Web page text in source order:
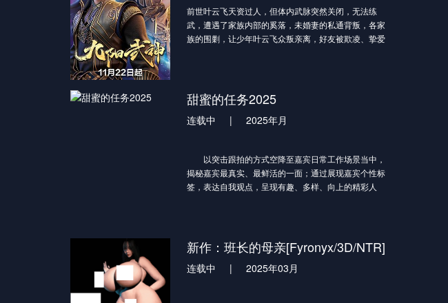
前世叶云飞天资过人，但体内武脉突然关闭，无法练
武，遭遇了家族内部的奚落，未婚妻的私通背叛，各家
族的围剿，让少年叶云飞众叛亲离，好友被欺凌、挚爱
时，却也是热血少年时代。
再次遇到旧日的亲人、好友、恋人，面对
熟悉的一切，一代天帝叶云飞选择重新开始。体内尚存
宗派各为其势，天玄大陆豪杰并起，叶云飞熟谙这世界
强者为尊的规则。在千年天帝记忆的帮助下，叶云飞的
武功进步惊人，在武道世界之中不断成长，并带领家
为了追求更高层次的武道之路，叶
云飞离开家乡踏上了新的旅途，终成一代天帝。尝过太
多落井下石、釜底抽薪，这一世必是神挡弑神，佛挡杀
甜蜜的任务2025
连载中 | 2025年月
以突击跟拍的方式空降至嘉宾日常工作场景当中，
揭秘嘉宾最真实、最鲜活的一面；通过展现嘉宾个性标
签，表达自我观点，呈现有趣、多样、向上的精彩人
新作：班长的母亲[Fyronyx/3D/NTR]
连载中 | 2025年03月